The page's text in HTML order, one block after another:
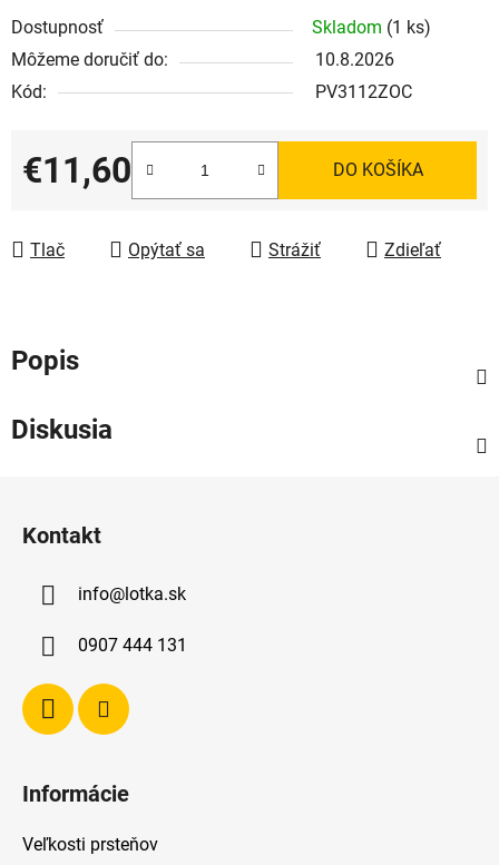
Dostupnosť Skladom (1 ks)
Môžeme doručiť do:
10.8.2026
Kód:
PV3112ZOC
€11,60
Jednotková cena:
DO KOŠÍKA
Tlač Opýtať sa Strážiť Zdieľať
Popis
Diskusia
Kontakt
info@lotka.sk
0907 444 131
Informácie
Veľkosti prsteňov